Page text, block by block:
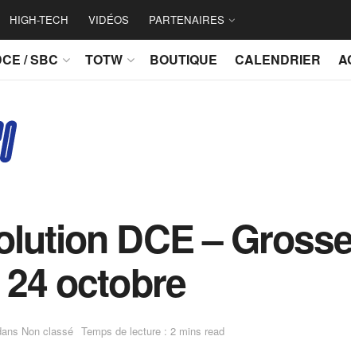
HIGH-TECH VIDÉOS PARTENAIRES
/ SBC TOTW BOUTIQUE CALENDRIER
DCE –
octobre
Non classé Temps de lecture : 2 mins read